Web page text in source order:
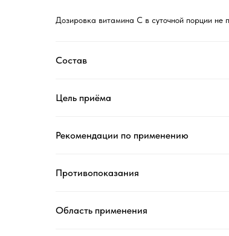
Дозировка витамина С в суточной порции не
Состав
Цель приёма
Рекомендации по применению
Противопоказания
Область применения